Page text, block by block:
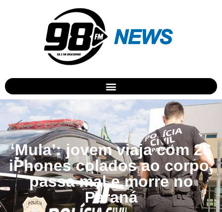
‘Mula’: jovem viaja com 26
iPhones colados ao corpo,
passa mal e morre no
Paraná